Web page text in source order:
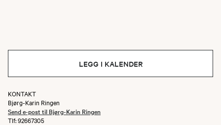
LEGG I KALENDER
KONTAKT
Bjørg-Karin Ringen
Send e-post til Bjørg-Karin Ringen
Tlf: 92667305